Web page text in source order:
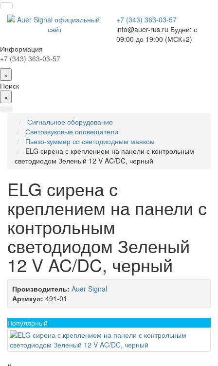
+7 (343) 363-03-57
info@auer-rus.ru Будни: с
09:00 до 19:00 (МСК+2)
Информация
+7 (343) 363-03-57
×
Поиск
×
Сигнальное оборудование
Светозвуковые оповещатели
Пьезо-зуммер со светодиодным маяком
ELG сирена с креплением на панели с контрольным
светодиодом Зеленый 12 V AC/DC, черный
ELG сирена с
креплением на панели с
контрольным
светодиодом Зеленый
12 V AC/DC, черный
Производитель: Auer Signal
Артикул: 491-01
Популярный